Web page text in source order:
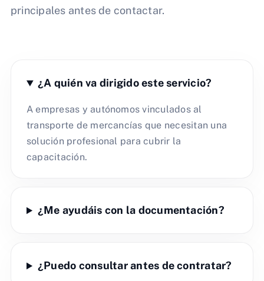
principales antes de contactar.
¿A quién va dirigido este servicio?
A empresas y autónomos vinculados al
transporte de mercancías que necesitan una
solución profesional para cubrir la
capacitación.
¿Me ayudáis con la documentación?
¿Puedo consultar antes de contratar?